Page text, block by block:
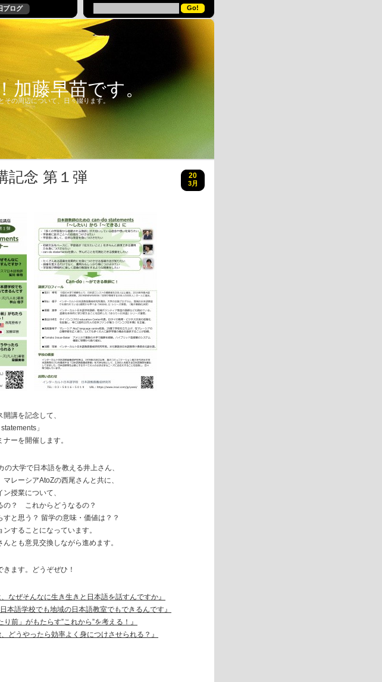
ブログ
加藤早苗です。
の周辺について、日々綴ります。
記念 第１弾 20
3月
講を記念して、
」
ーを開催します。
大学で日本語を教える井上さん、
レーシアAtoZの西尾さんと共に、
授業について、
の？ これからどうなるの？
と思う？ 留学の意味・価値は？？
することになっています。
とも意見交換しながら進めます。
ます。どうぞぜひ！
、なぜそんなに生き生きと日本語を話すんですか』
本語学校でも地域の日本語教室でもできるんです』
り前」がもたらす”これから”を考える！』
、どうやったら効率よく身につけさせられる？』